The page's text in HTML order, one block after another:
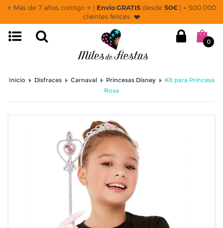
⭐ Más de 7 años contigo ⭐ | Envío GRATIS desde 50€ | + 500.000
clientes felices ❤️
0
Inicio Disfraces Carnaval Princesas Disney
Kit para Princesa
Rosa